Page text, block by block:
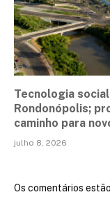
Tecnologia
Rondonópolis;
caminho para
julho 8, 2026
Os comentários